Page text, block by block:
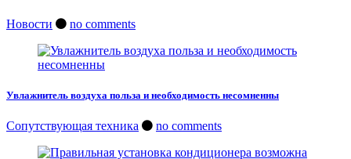
Новости no comments
Увлажнитель воздуха польза и необходимость несомненны
Сопутствующая техника no comments